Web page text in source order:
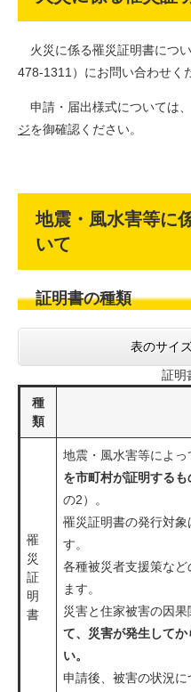
火災に係る罹災証明書につ
478-1311）にお問い合わせく
申請・届出様式については、
ジを御確認ください。
地震・風水害等に
いて
証明書の種類
表のサイ
証明
種
類
罹
災
証
明
書
地震・風水害等によっ
を市町村が証明するも
の2）。
罹災証明書の発行対象
す。
各種被災者支援策な
ます。
災害と住家被害の因果
て、災害が発生して
い。
申請後、被害の状況に